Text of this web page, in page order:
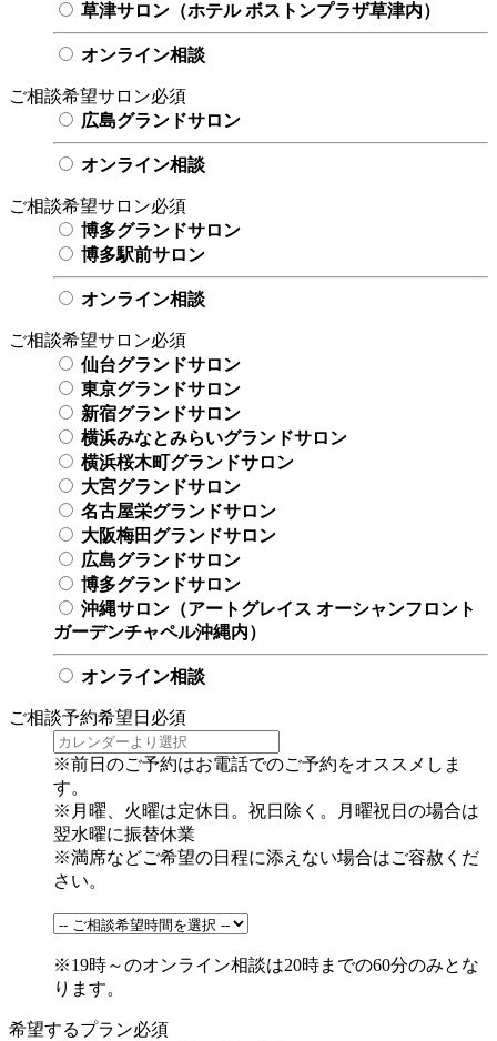
草津サロン（ホテル ボストンプラザ草津内）
オンライン相談
ご相談希望サロン必須
広島グランドサロン
オンライン相談
ご相談希望サロン必須
博多グランドサロン
博多駅前サロン
オンライン相談
ご相談希望サロン必須
仙台グランドサロン
東京グランドサロン
新宿グランドサロン
横浜みなとみらいグランドサロン
横浜桜木町グランドサロン
大宮グランドサロン
名古屋栄グランドサロン
大阪梅田グランドサロン
広島グランドサロン
博多グランドサロン
沖縄サロン（アートグレイス オーシャンフロント
ガーデンチャペル沖縄内）
オンライン相談
ご相談予約希望日 必須
※前日のご予約はお電話でのご予約をオススメしま
す。
※月曜、火曜は定休日。祝日除く。月曜祝日の場合は
翌水曜に振替休業
※満席などご希望の日程に添えない場合はご容赦くだ
さい。
※19時～のオンライン相談は20時までの60分のみとな
ります。
希望するプラン必須